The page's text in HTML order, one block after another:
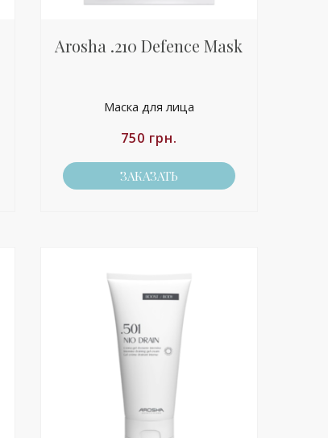
Arosha .210 Defence Mask
Маска для лица
750 грн.
ЗАКАЗАТЬ